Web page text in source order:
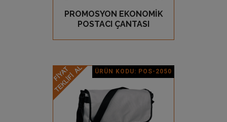
GÖZ AT
PROMOSYON EKONOMİK
POSTACI ÇANTASI
ÜRÜN KODU: POS-2050
Ürün Detay